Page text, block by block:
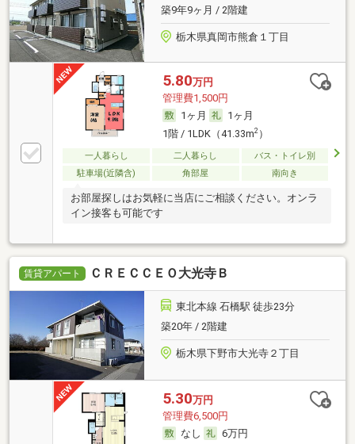
築9年9ヶ月 / 2階建
栃木県真岡市熊倉１丁目
5.80万円
管理費1,500円
1ヶ月
1ヶ月
1階 / 1LDK（41.33m2）
一人暮らし 二人暮らし
バス・トイレ別
駐車場(近隣含)
角部屋 南向き
お部屋探しはお気軽に当店にご相談ください。オンラ
イン接客も可能です
賃貸アパート ＣＲＥＣＣＥＯ大光寺Ｂ
東北本線 石橋駅 徒歩23分
築20年 / 2階建
栃木県下野市大光寺２丁目
5.30万円
管理費6,500円
なし
6万円